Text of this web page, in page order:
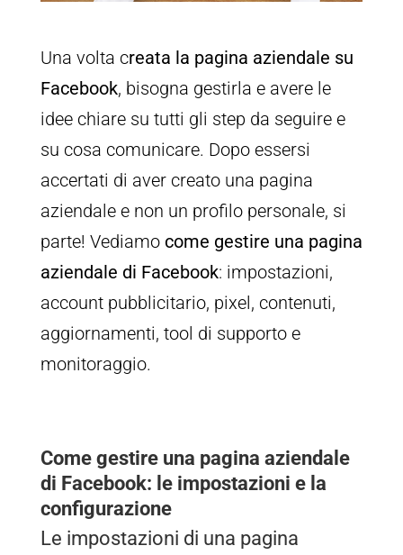
Una volta creata la pagina aziendale su
Facebook, bisogna gestirla e avere le
idee chiare su tutti gli step da seguire e
su cosa comunicare. Dopo essersi
accertati di aver creato una pagina
aziendale e non un profilo personale, si
parte! Vediamo come gestire una pagina
aziendale di Facebook: impostazioni,
account pubblicitario, pixel, contenuti,
aggiornamenti, tool di supporto e
monitoraggio.
Come gestire una pagina aziendale
di Facebook: le impostazioni e la
configurazione
Le impostazioni di una pagina